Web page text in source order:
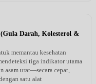
Darah, Kolesterol &
memantau kesehatan
tiga indikator utama
asam urat—secara cepat,
satu alat